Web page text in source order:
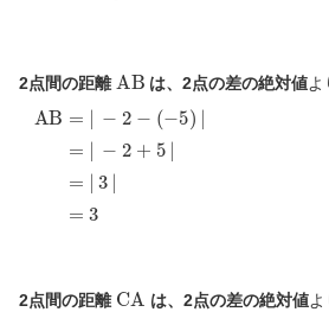
2点間の距離 A B は、2点の差の絶対値よ
=|− −( − 5)
3| =3
2点間の距離 C A は、2点の差の絶対値よ